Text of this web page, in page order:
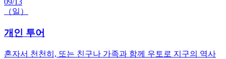
09/13
（일）
개인 투어
혼자서 천천히, 또는 친구나 가족과 함께 우토로 지구의 역사